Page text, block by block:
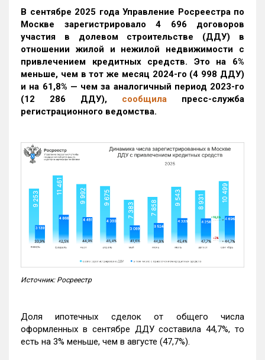
В сентябре 2025 года Управление Росреестра по
Москве зарегистрировало 4 696 договоров
участия в долевом строительстве (ДДУ) в
отношении жилой и нежилой недвижимости с
привлечением кредитных средств. Это на 6%
меньше, чем в тот же месяц 2024-го (4 998 ДДУ)
и на 61,8% — чем за аналогичный период 2023-го
(12 286 ДДУ), сообщила пресс-служба
регистрационного ведомства.
Источник: Росреестр
Доля ипотечных сделок от общего числа
оформленных в сентябре ДДУ составила 44,7%, то
есть на 3% меньше, чем в августе (47,7%).